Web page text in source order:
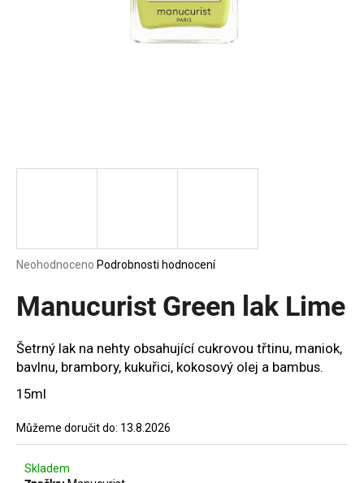
Průměrné
produktu
je
z
5
hvězdiček.
Neohodnoceno Podrobnosti hodnocení
Manucurist Green lak Lime
Šetrný lak na nehty obsahující cukrovou třtinu, maniok,
bavlnu, brambory, kukuřici, kokosový olej a bambus.
15ml
Můžeme doručit do: 13.8.2026
Skladem
D
p
o
u
č
u
j
e
m